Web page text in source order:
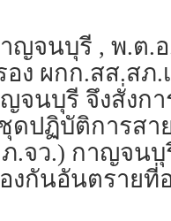
จนบุรี , พ.ต.
ง ผกก.สส.สภ
จนบุรี จึงสั่ง
ปฏิบัติการสา
ว.) กาญจนบุ
กันอันตรายที่